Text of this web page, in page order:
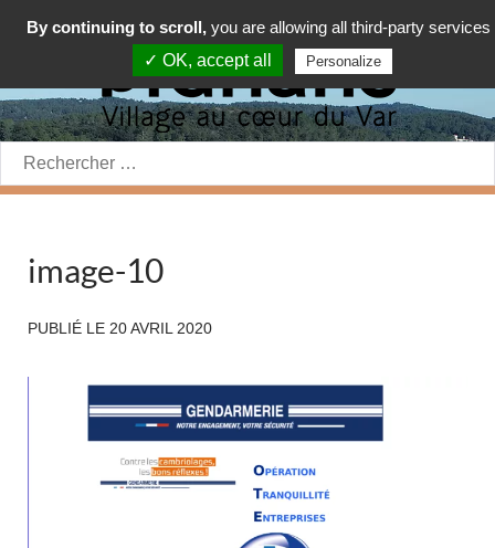
Rechercher:
image-10
PUBLIÉ LE 20 AVRIL 2020
By continuing to scroll, you are allowing all third-party services
✓ OK, accept all
Personalize